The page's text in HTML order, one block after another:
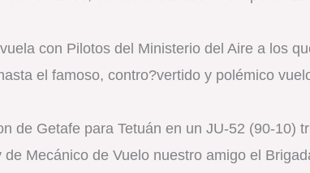
con Pilotos del Ministerio del Aire a los
el famoso, contro?vertido y polémico
de Getafe para Tetuán en un JU-52 (90-10)
Mecánico de Vuelo nuestro amigo el